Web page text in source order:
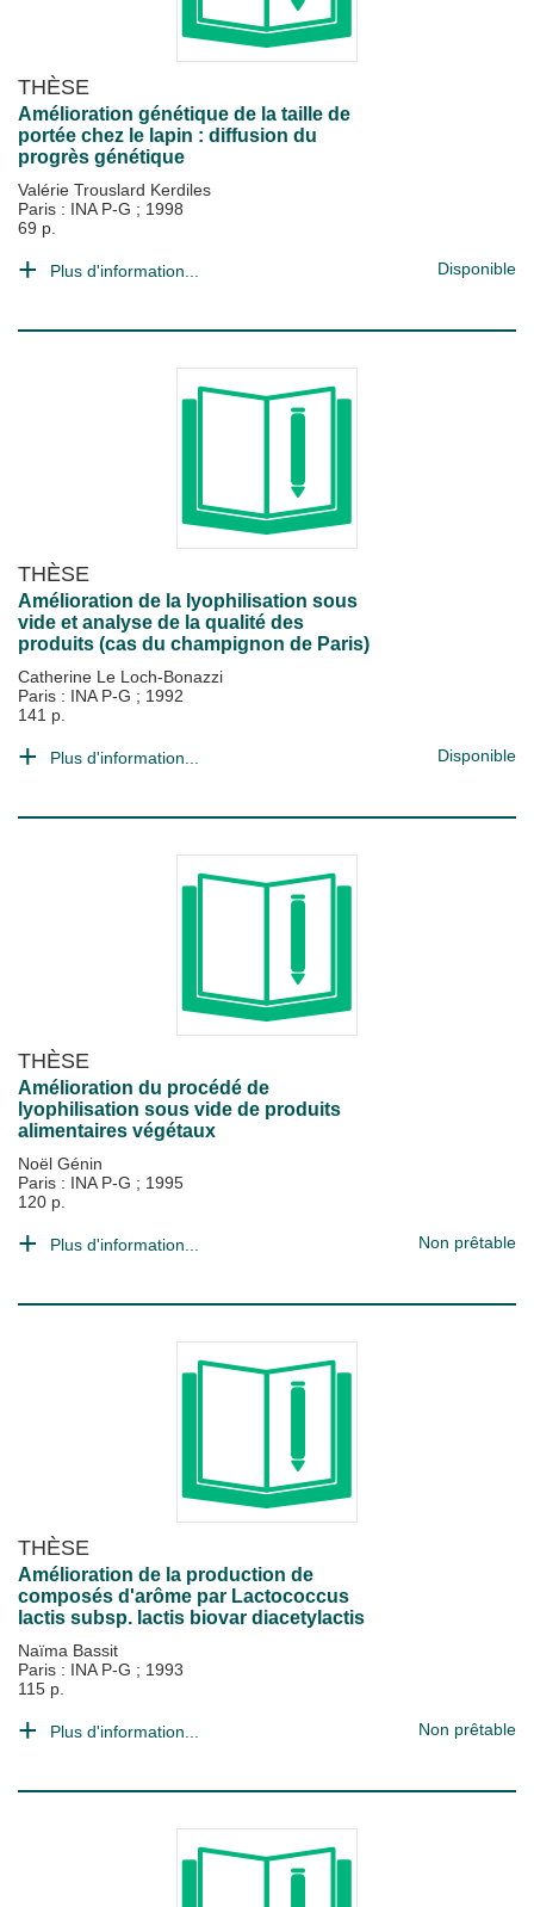
THÈSE
Amélioration génétique de la taille de
portée chez le lapin : diffusion du
progrès génétique
Valérie Trouslard Kerdiles
Paris : INA P-G ; 1998
69 p.
Plus d'information... Disponible
THÈSE
Amélioration de la lyophilisation sous
vide et analyse de la qualité des
produits (cas du champignon de Paris)
Catherine Le Loch-Bonazzi
Paris : INA P-G ; 1992
141 p.
Plus d'information... Disponible
THÈSE
Amélioration du procédé de
lyophilisation sous vide de produits
alimentaires végétaux
Noël Génin
Paris : INA P-G ; 1995
120 p.
Plus d'information... Non prêtable
THÈSE
Amélioration de la production de
composés d'arôme par Lactococcus
lactis subsp. lactis biovar diacetylactis
Naïma Bassit
Paris : INA P-G ; 1993
115 p.
Plus d'information... Non prêtable